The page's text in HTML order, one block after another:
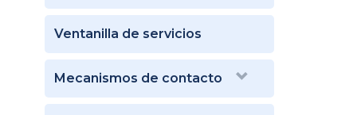
Ventanilla de servicios
Mecanismos de contacto